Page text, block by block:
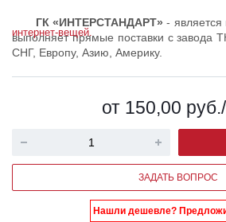
ГК «ИНТЕРСТАНДАРТ» -
выполняет прямые поставки с завода
СНГ, Европу, Азию, Америку.
от 150,00 руб.
ЗАДАТЬ ВОПРОС
Нашли дешевле?